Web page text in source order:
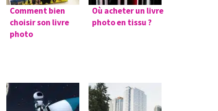
Comment bien
choisir son livre
photo
Où acheter un livre
photo en tissu ?